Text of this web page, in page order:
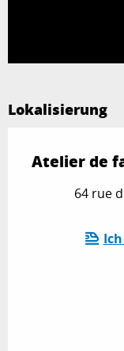
Lokalisierung
Atelier de
64 rue